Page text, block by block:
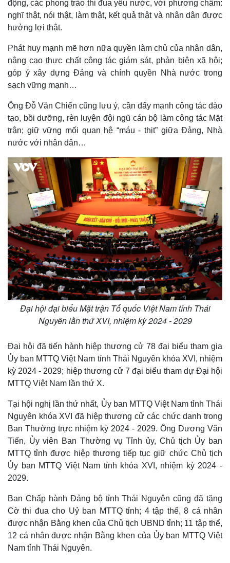
Bất động sản
Khởi nghiệp
Giá vàng
Tiêu dùng
Tỷ giá
Chứng khoán
Giá cà phê
động, các phong trào thi đua yêu nước, với phương châm:
nghĩ thật, nói thật, làm thật, kết quả thật và nhân dân được
hưởng lợi thật.
Phát huy mạnh mẽ hơn nữa quyền làm chủ của nhân dân,
nâng cao thực chất công tác giám sát, phản biện xã hội;
góp ý xây dựng Đảng và chính quyền Nhà nước trong
sạch vững mạnh…
Ông Đỗ Văn Chiến cũng lưu ý, cần đẩy mạnh công tác đào
tạo, bồi dưỡng, rèn luyện đội ngũ cán bộ làm công tác Mặt
trận; giữ vững mối quan hệ “máu - thịt” giữa Đảng, Nhà
nước với nhân dân…
Đại hội đại biểu Mặt trận Tổ quốc Việt Nam tỉnh Thái
Nguyên lần thứ XVI, nhiệm kỳ 2024 - 2029
Đại hội đã tiến hành hiệp thương cử 78 đại biểu tham gia
Ủy ban MTTQ Việt Nam tỉnh Thái Nguyên khóa XVI, nhiệm
kỳ 2024 - 2029; hiệp thương cử 7 đại biểu tham dự Đại hội
MTTQ Việt Nam lần thứ X.
Tại hội nghị lần thứ nhất, Ủy ban MTTQ Việt Nam tỉnh Thái
Nguyên khóa XVI đã hiệp thương cử các chức danh trong
Ban Thường trực nhiệm kỳ 2024 - 2029. Ông Dương Văn
Tiến, Ủy viên Ban Thường vụ Tỉnh ủy, Chủ tịch Ủy ban
MTTQ tỉnh được hiệp thương tiếp tục giữ chức Chủ tịch
Ủy ban MTTQ Việt Nam tỉnh khóa XVI, nhiệm kỳ 2024 -
2029.
Ban Chấp hành Đảng bộ tỉnh Thái Nguyên cũng đã tặng
Cờ thi đua cho Uỷ ban MTTQ tỉnh; 4 tập thể, 8 cá nhân
được nhận Bằng khen của Chủ tịch UBND tỉnh; 11 tập thể,
12 cá nhân được nhận Bằng khen của Ủy ban MTTQ Việt
Nam tỉnh Thái Nguyên.